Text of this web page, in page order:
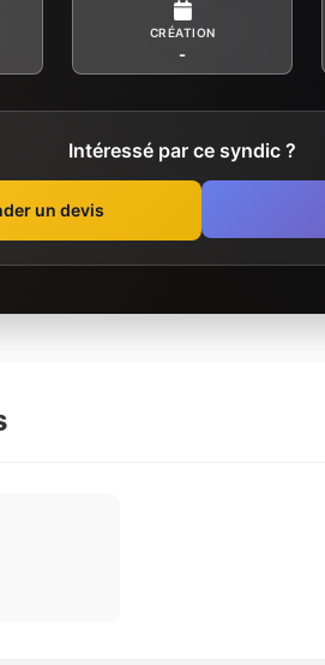
CRÉATION
-
Intéressé par ce syndic ?
un devis